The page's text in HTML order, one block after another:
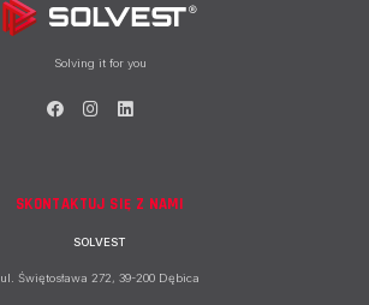
Solving it for you
SKONTAKTUJ SIĘ Z NAMI
SOLVEST
ul. Świętosława 272, 39-200 Dębica